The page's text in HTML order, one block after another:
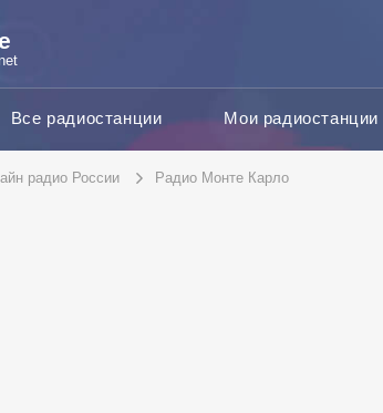
Все радиостанции Мои радиостанции
радио России Радио Монте Карло